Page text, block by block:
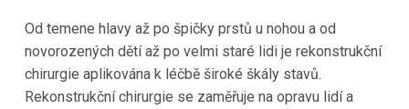
Od temene hlavy až po špičky prstů u nohou a od
novorozených dětí až po velmi staré lidi je rekonstrukční
chirurgie aplikována k léčbě široké škály stavů.
Rekonstrukční chirurgie se zaměřuje na opravu lidí a